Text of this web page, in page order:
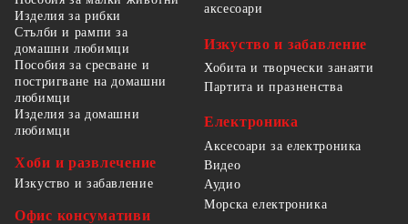
Изделия за рибки
Стълби и рампи за
домашни любимци
Пособия за сресване и
постригване на домашни
любимци
Изделия за домашни
любимци
Хоби и развлечение
Изкуство и забавление
Офис консумативи
аксесоари
Изкуство и забавление
Хобита и творчески занаяти
Партита и празненства
Електроника
Аксесоари за електроника
Видео
Аудио
Морска електроника